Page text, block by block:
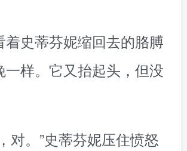
着史蒂芬妮缩回去的胳膊
样。它又抬起头，但没
。”史蒂芬妮压住愤怒